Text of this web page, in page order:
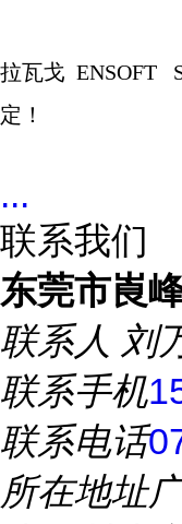
拉瓦戈 ENSOFT
定！
...
联系我们
东莞市崀
联系人 刘
联系手机
联系电话
所在地址